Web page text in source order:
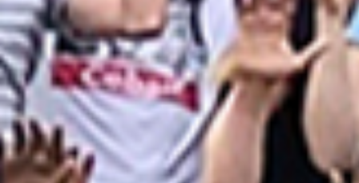
CHLUBA GIMNAZJUM JPII 2026
ODKRYWAŁA UROKI KRETY
W ramach projektu „Chluba Gimnazjum JPII 2026”
dziesięcioro uczniów Gimnazjum JPII uczestniczyło